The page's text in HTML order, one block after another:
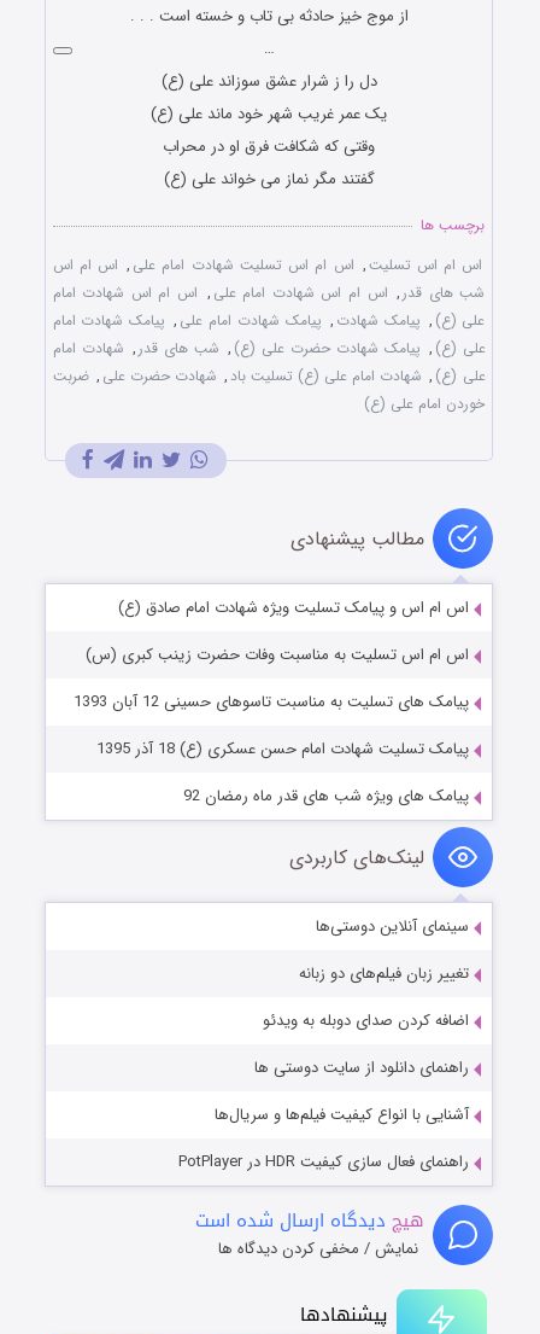
پیشنهادها
از موج خیز حادثه بى تاب و خسته است . . .
…
دل را ز شرار عشق سوزاند علی (ع)
یک عمر غریب شهر خود ماند علی (ع)
وقتی که شکافت فرق او در محراب
گفتند مگر نماز می خواند علی (ع)
برچسب ها
اس ام اس تسلیت, اس ام اس تسلیت شهادت امام علی , اس ام اس
شب های قدر , اس ام اس شهادت امام علی , اس ام اس شهادت امام
علی (ع) , پیامک شهادت , پیامک شهادت امام علی , پیامک شهادت امام
علی (ع) , پیامک شهادت حضرت علی (ع) , شب های قدر , شهادت امام
علی (ع) , شهادت امام علی (ع) تسلیت باد , شهادت حضرت علی , ضربت
خوردن امام علی (ع)
مطالب پیشنهادی
اس ام اس و پیامک تسلیت ویژه شهادت امام صادق (ع)
اس ام اس تسلیت به مناسبت وفات حضرت زینب کبری (س)
پیامک های تسلیت به مناسبت تاسوهای حسینی 12 آبان 1393
پیامک تسلیت شهادت امام حسن عسکری (ع) 18 آذر 1395
پیامک های ویژه شب های قدر ماه رمضان 92
لینک‌های کاربردی
سینمای آنلاین دوستی‌ها
تغییر زبان فیلم‌های دو زبانه
اضافه کردن صدای دوبله به ویدئو
راهنمای دانلود از سایت دوستی ها
آشنایی با انواع کیفیت فیلم‌ها و سریال‌ها
راهنمای فعال سازی کیفیت HDR در PotPlayer
هیچ دیدگاه ارسال شده است
نمایش / مخفی کردن دیدگاه ها